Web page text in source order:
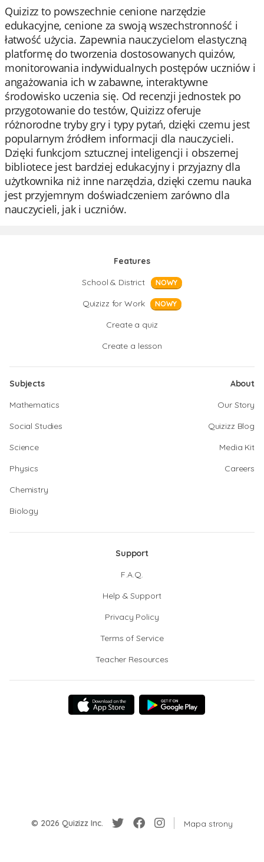
Quizizz to powszechnie cenione narzędzie
edukacyjne, cenione za swoją wszechstronność i
łatwość użycia. Zapewnia nauczycielom elastyczną
platformę do tworzenia dostosowanych quizów,
monitorowania indywidualnych postępów uczniów i
angażowania ich w zabawne, interaktywne
środowisko uczenia się. Od recenzji jednostek po
przygotowanie do testów, Quizizz oferuje
różnorodne tryby gry i typy pytań, dzięki czemu jest
popularnym źródłem informacji dla nauczycieli.
Dzięki funkcjom sztucznej inteligencji i obszernej
bibliotece jest bardziej edukacyjny i przyjazny dla
użytkownika niż inne narzędzia, dzięki czemu nauka
jest przyjemnym doświadczeniem zarówno dla
nauczycieli, jak i uczniów.
Features
School & District
NOWY
Quizizz for Work NOWY
Create a quiz
Create a lesson
Subjects
Mathematics
Social Studies
Science
Physics
Chemistry
Biology
About
Our Story
Quizizz Blog
Media Kit
Careers
Support
F.A.Q.
Help & Support
Privacy Policy
Terms of Service
Teacher Resources
© 2026 Quizizz Inc. Mapa strony